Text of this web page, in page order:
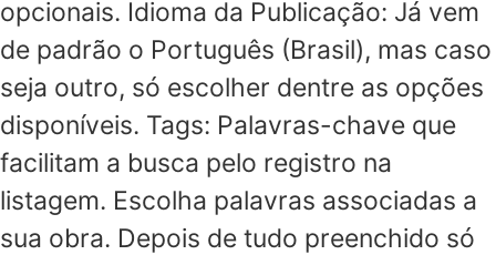
opcionais. Idioma da Publicação: Já vem
de padrão o Português (Brasil), mas caso
seja outro, só escolher dentre as opções
disponíveis. Tags: Palavras-chave que
facilitam a busca pelo registro na
listagem. Escolha palavras associadas a
sua obra. Depois de tudo preenchido só